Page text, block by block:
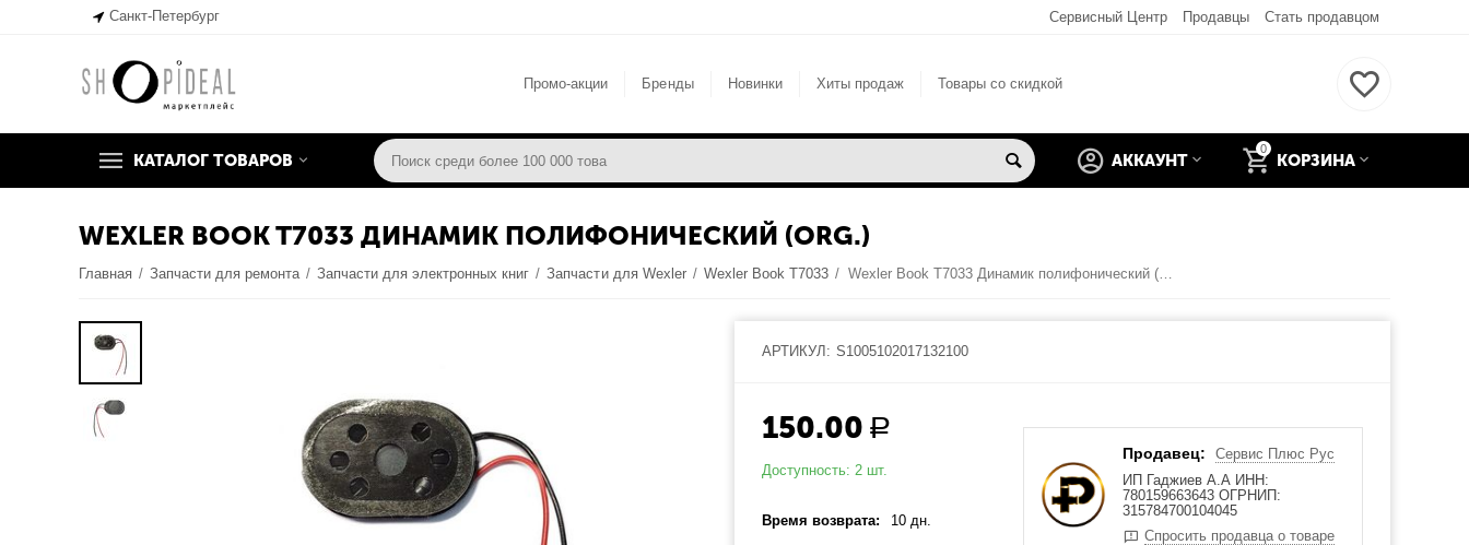
Санкт-Петербург Сервисный Центр Продавцы Стать продавцом
Промо-акции Бренды Новинки Хиты продаж Товары со скидкой
КАТАЛОГ ТОВАРОВ
0
КОРЗИНА
АККАУНТ
WEXLER BOOK T7033 ДИНАМИК ПОЛИФОНИЧЕСКИЙ (ORG.)
Главная / Запчасти для ремонта / Запчасти для электронных книг / Запчасти для Wexler / Wexler Book T7033 / Wexler Book T7033 Динамик полифонический (org.)
АРТИКУЛ: S1005102017132100
150.00 Р
Доступность: 2 шт.
Время возврата: 10 дн.
Продавец:
Сервис Плюс Рус
ИП Гаджиев А.А ИНН:
780159663643 ОГРНИП:
315784700104045
Спросить продавца о товаре